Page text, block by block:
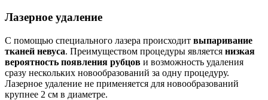
Лазерное удаление
С помощью специального лазера происходит выпаривание
тканей невуса. Преимуществом процедуры является низкая
вероятность появления рубцов и возможность удаления
сразу нескольких новообразований за одну процедуру.
Лазерное удаление не применяется для новообразований
крупнее 2 см в диаметре.